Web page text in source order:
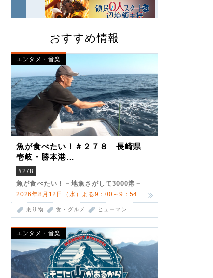
おすすめ情報
エンタメ・音楽
魚が食べたい！＃２７８ 長崎県
壱岐・勝本港
（クロマグロ）
#278
魚が食べたい！－地魚さがして3000港－
2026年8月12日（水）よる9：00～9：54
乗り物 食・グルメ ヒューマン
エンタメ・音楽